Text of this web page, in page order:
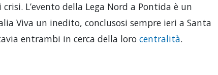
L’evento della Lega Nord a Pontida è un
Viva un inedito, conclusosi sempre ieri a Santa
entrambi in cerca della loro centralità.